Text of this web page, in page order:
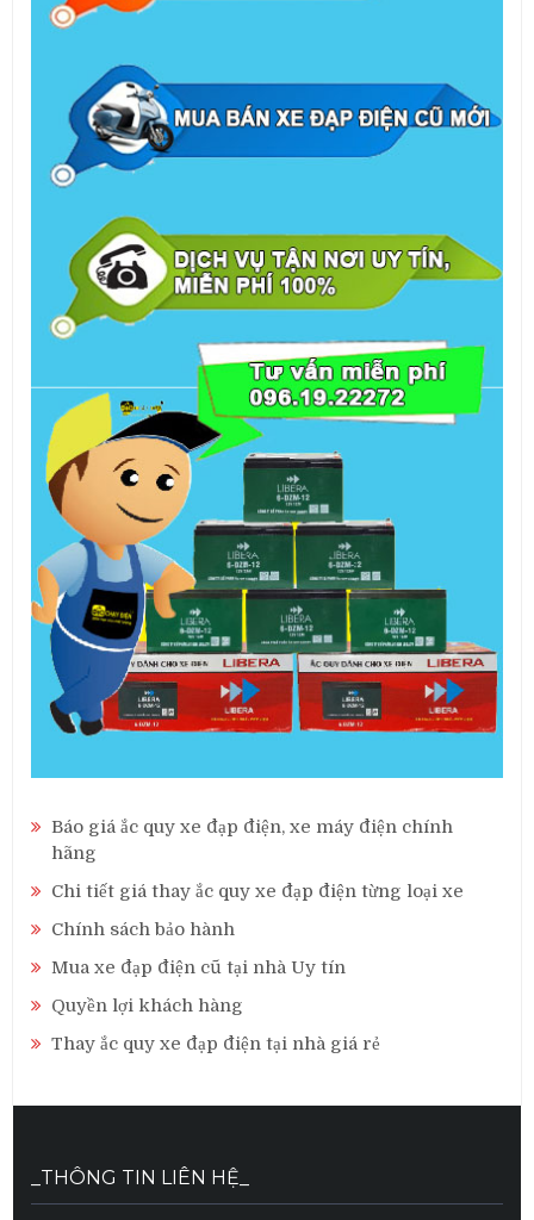
Báo giá ắc quy xe đạp điện, xe máy điện chính
hãng
Chi tiết giá thay ắc quy xe đạp điện từng loại xe
Chính sách bảo hành
Mua xe đạp điện cũ tại nhà Uy tín
Quyền lợi khách hàng
Thay ắc quy xe đạp điện tại nhà giá rẻ
_THÔNG TIN LIÊN HỆ_